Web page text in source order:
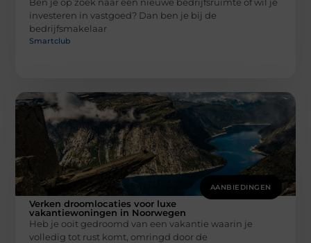
investeren in vastgoed? Dan ben je bij de
bedrijfsmakelaar
Smartclub
AANBIEDINGEN
Verken droomlocaties voor luxe
vakantiewoningen in Noorwegen
Heb je ooit gedroomd van een vakantie waarin je
volledig tot rust komt, omringd door de